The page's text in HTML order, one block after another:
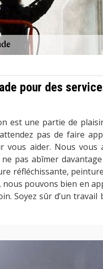
pour des
est une partie de
pas de faire
vous aider. Nous vous
pas abîmer
réfléchissante,
pouvons bien en
Soyez sûr d’un